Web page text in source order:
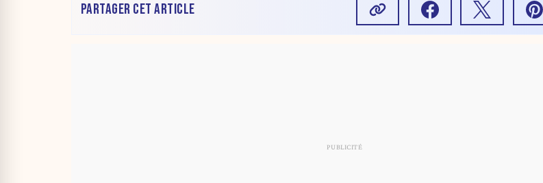
PARTAGER CET ARTICLE